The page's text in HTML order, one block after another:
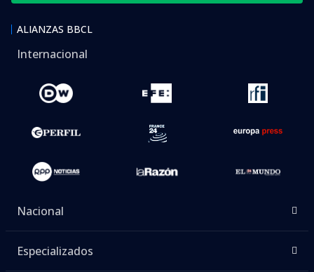
ALIANZAS BBCL
Internacional
Nacional
Especializados